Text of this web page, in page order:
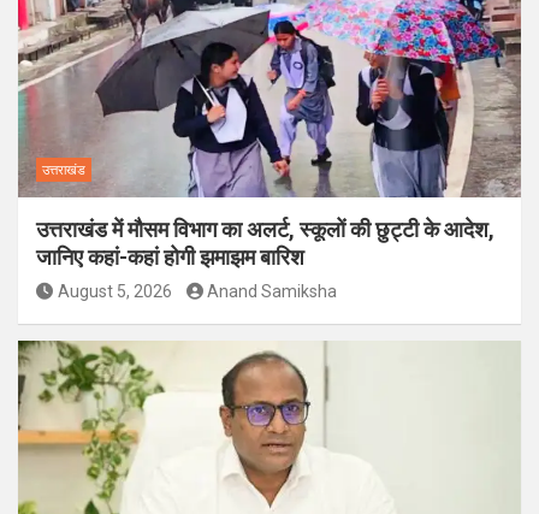
उत्तराखंड
उत्तराखंड में मौसम विभाग का अलर्ट, स्कूलों की छुट्टी के आदेश,
जानिए कहां-कहां होगी झमाझम बारिश
August 5, 2026 Anand Samiksha